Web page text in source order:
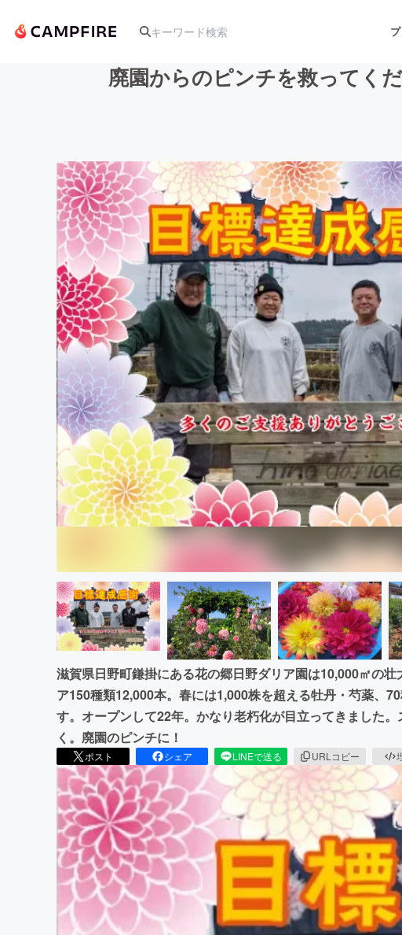
アート・写真 音楽
テクノロジー・ガジェット ゲー
映像・映画 書籍
ビジネス・起業 チャ
まちづくり・地域活性化
廃園からのピンチを救ってく
滋賀県日野町鎌掛にある花の郷日野ダリア園は10,000㎡の
ア150種類12,000本。春には1,000株を超える牡丹・芍薬、
す。オープンして22年。かなり老朽化が目立ってきました
く。廃園のピンチに！
ポスト シェア LINEで送る URLコピー